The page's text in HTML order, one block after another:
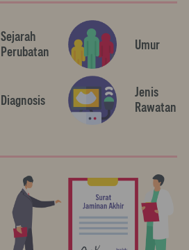
Sejarah
Perubatan
Umur
Diagnosis
Jenis
Rawatan